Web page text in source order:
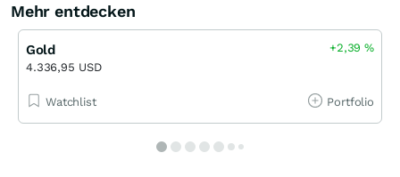
Mehr entdecken
Gold
4.336,95 USD
+2,39%
Watchlist Portfolio